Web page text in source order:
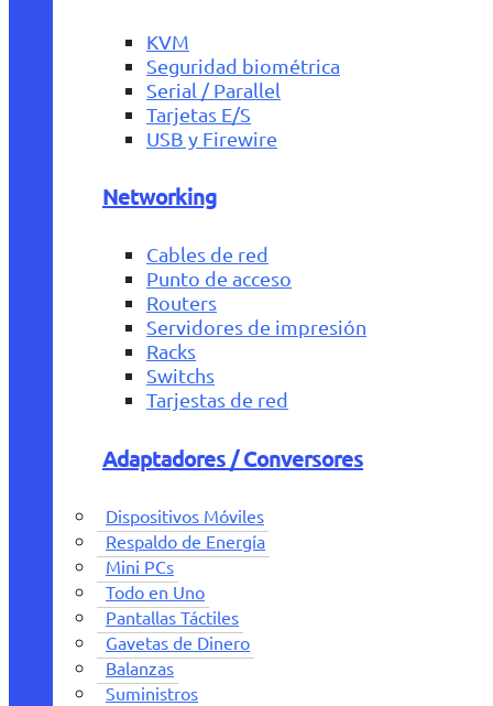
KVM
Seguridad biométrica
Serial / Parallel
Tarjetas E/S
USB y Firewire
Networking
Cables de red
Punto de acceso
Routers
Servidores de impresión
Racks
Switchs
Tarjestas de red
Adaptadores / Conversores
Dispositivos Móviles
Respaldo de Energía
Mini PCs
Todo en Uno
Pantallas Táctiles
Gavetas de Dinero
Balanzas
Suministros